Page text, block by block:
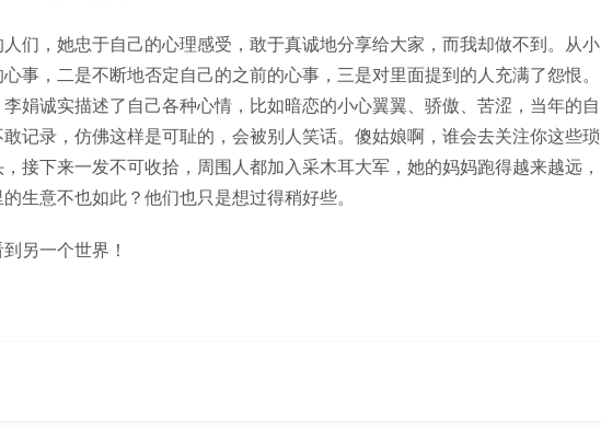
们，她忠于自己的心理感受，敢于真诚地分享给大家，而我却做不到。从小
事，二是不断地否定自己的之前的心事，三是对里面提到的人充满了怨恨。
娟诚实描述了自己各种心情，比如暗恋的小心翼翼、骄傲、苦涩，当年的自
记录，仿佛这样是可耻的，会被别人笑话。傻姑娘啊，谁会去关注你这些琐
接下来一发不可收拾，周围人都加入采木耳大军，她的妈妈跑得越来越远，
生意不也如此？他们也只是想过得稍好些。
另一个世界！